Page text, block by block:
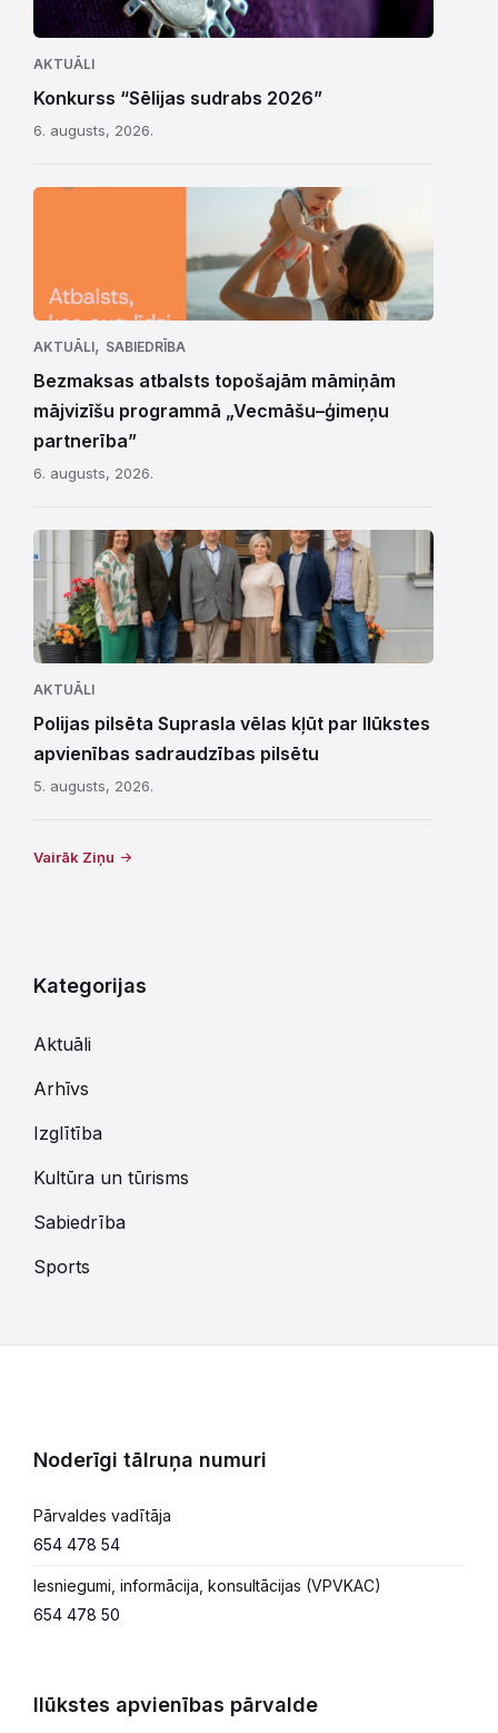
AKTUĀLI
Konkurss “Sēlijas sudrabs 2026”
6. augusts, 2026.
AKTUĀLI, SABIEDRĪBA
Bezmaksas atbalsts topošajām māmiņām
mājvizīšu programmā „Vecmāšu–ģimeņu
partnerība”
6. augusts, 2026.
AKTUĀLI
Polijas pilsēta Suprasla vēlas kļūt par Ilūkstes
apvienības sadraudzības pilsētu
5. augusts, 2026.
Vairāk Ziņu
Kategorijas
Aktuāli
Arhīvs
Izglītība
Kultūra un tūrisms
Sabiedrība
Sports
Noderīgi tālruņa numuri
Pārvaldes vadītāja
654 478 54
Iesniegumi, informācija, konsultācijas (VPVKAC)
654 478 50
Ilūkstes apvienības pārvalde